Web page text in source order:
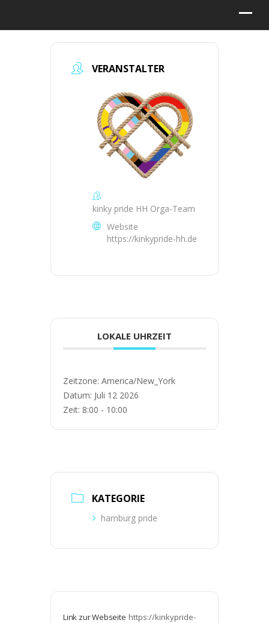
VERANSTALTER
kinky pride HH Orga-Team
Website
https://kinkypride-hh.de
LOKALE UHRZEIT
Zeitzone: America/New_York
Datum: Juli 12 2026
Zeit: 8:00 - 10:00
KATEGORIE
hamburg pride
Link zur Webseite https://kinkypride-